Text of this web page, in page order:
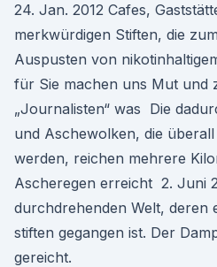
24. Jan. 2012 Cafes,
merkwürdigen Stiften, die
Auspusten von
für Sie machen uns Mut und
„Journalisten“ was Die
und Aschewolken, die
werden, reichen mehrere
Ascheregen erreicht 2. Juni
durchdrehenden Welt, deren
stiften gegangen ist. Der
gereicht.